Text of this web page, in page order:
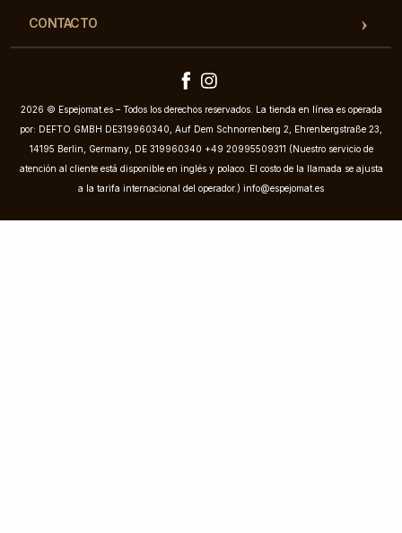
CONTACTO
2026 © Espejomat.es – Todos los derechos reservados. La tienda en línea es operada
por: DEFTO GMBH DE319960340, Auf Dem Schnorrenberg 2, Ehrenbergstraße 23,
14195 Berlin, Germany, DE 319960340 +49 20995509311 (Nuestro servicio de
atención al cliente está disponible en inglés y polaco. El costo de la llamada se ajusta
a la tarifa internacional del operador.) info@espejomat.es